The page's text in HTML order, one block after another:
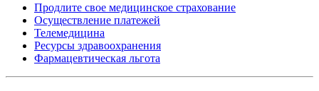
Продлите свое медицинское страхование
Осуществление платежей
Телемедицина
Ресурсы здравоохранения
Фармацевтическая льгота